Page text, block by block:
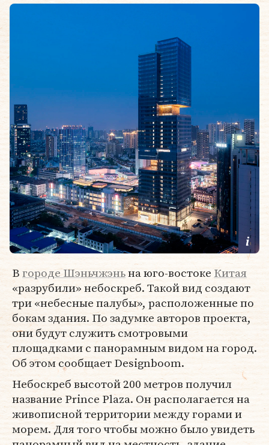
Вгороде Шэньчжэньна юго-востоке Китая
«разрубили» небоскреб. Такой вид создают
три «небесные палубы», расположенные по
бокам здания. По задумке авторов проекта,
они будут служить смотровыми
площадками с панорамным видом на город.
Об этом сообщает Designboom.
Небоскреб высотой 200 метров получил
название Prince Plaza. Он располагается на
живописной территории между горами и
морем. Для того чтобы можно было увидеть